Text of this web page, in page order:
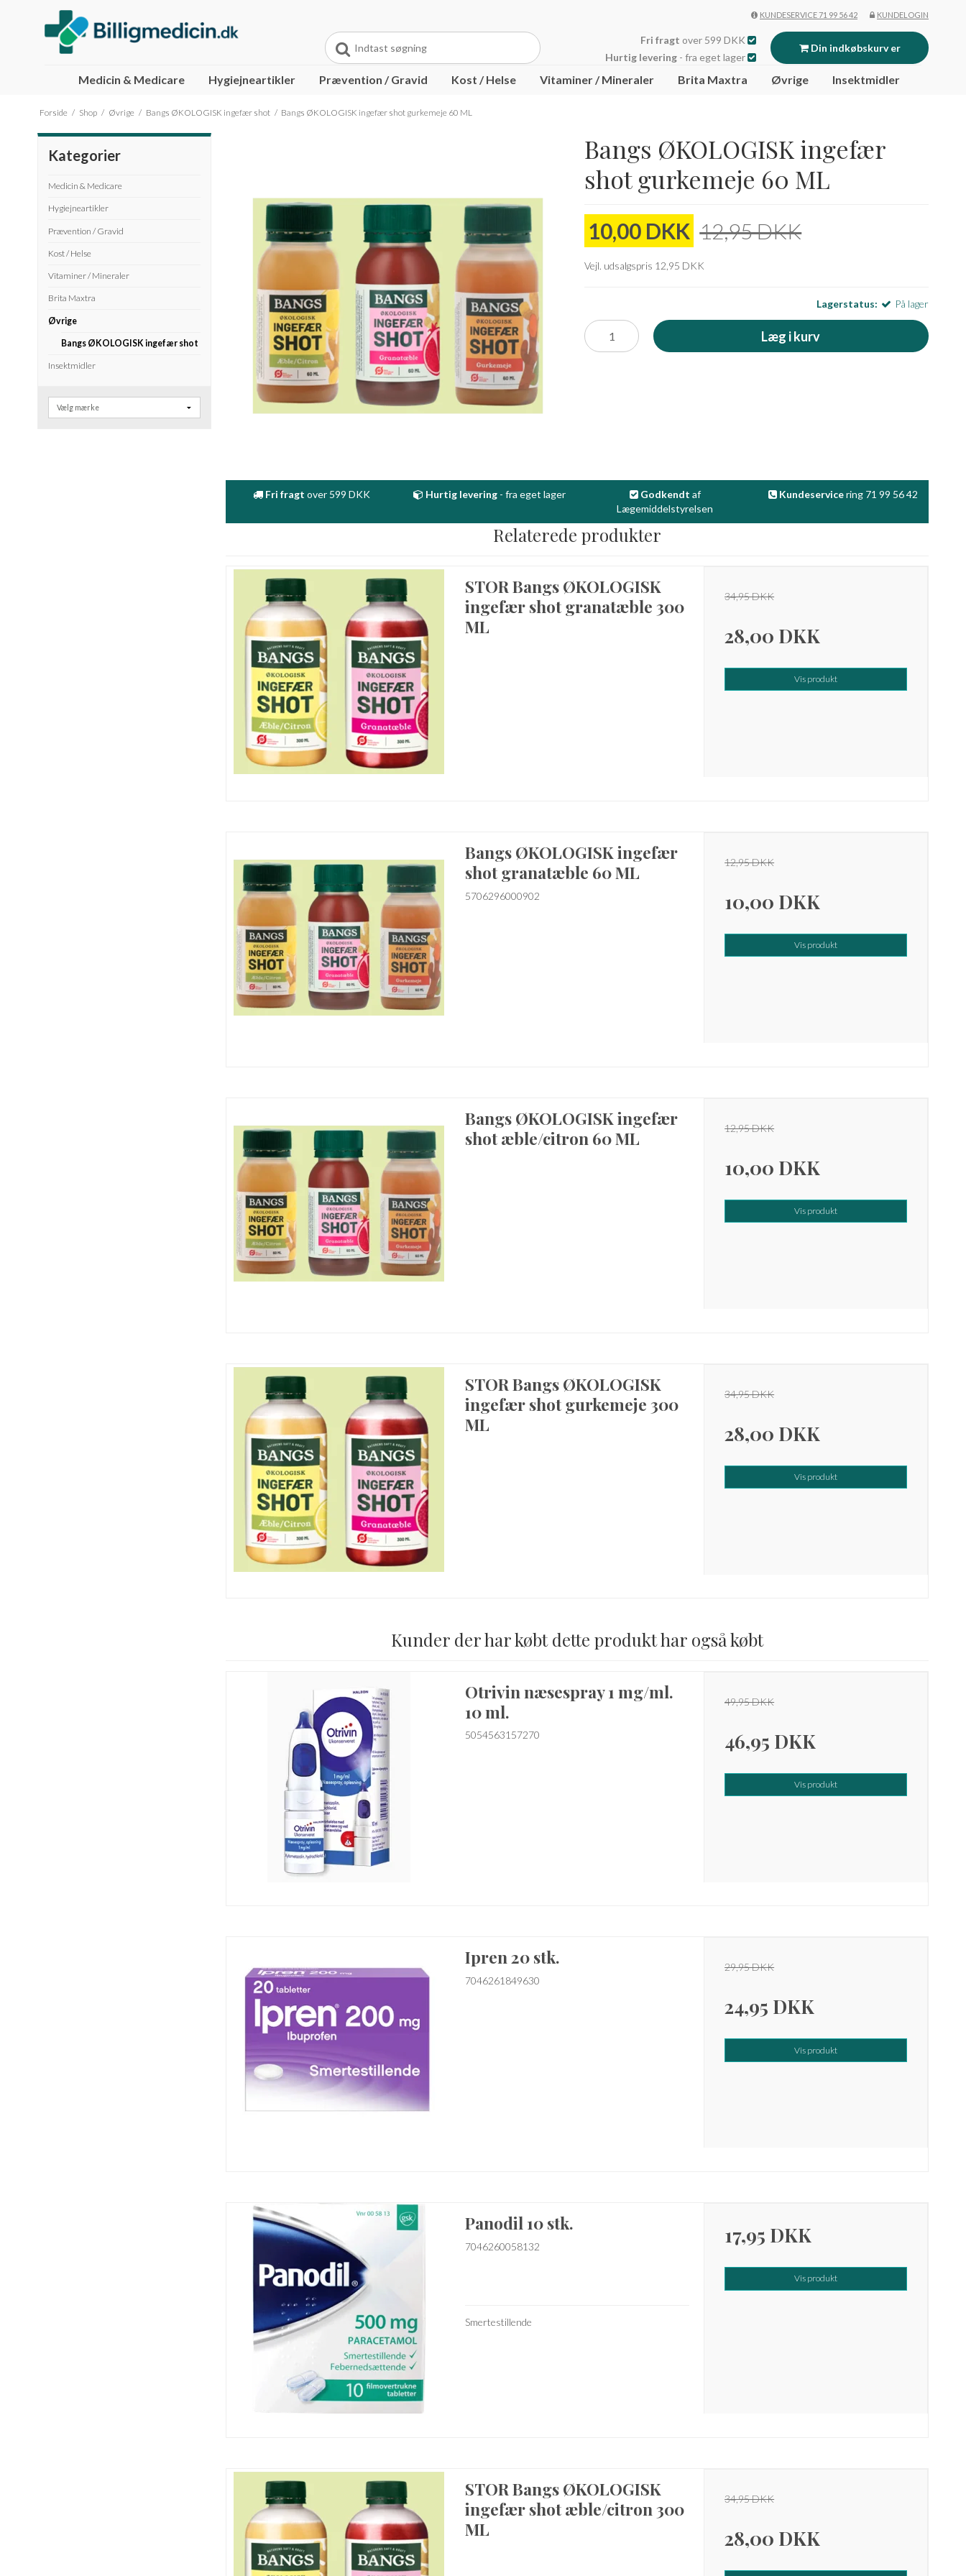
KUNDESERVICE 71 99 56 42 KUNDELOGIN
Fri fragt over 599 DKK
Hurtig levering - fra eget lager
Din indkøbskurv er
tom
Medicin & Medicare Hygiejneartikler Prævention / Gravid Kost / Helse Vitaminer / Mineraler Brita Maxtra Øvrige Insektmidler
Forside / Shop / Øvrige / Bangs ØKOLOGISK ingefær shot / Bangs ØKOLOGISK ingefær shot gurkemeje 60 ML
Kategorier
Medicin & Medicare
Hygiejneartikler
Prævention / Gravid
Kost / Helse
Vitaminer / Mineraler
Brita Maxtra
Øvrige
Bangs ØKOLOGISK ingefær shot
Insektmidler
Bangs ØKOLOGISK ingefær
shot gurkemeje 60 ML
10,00 DKK 12,95 DKK
Vejl. udsalgspris 12,95 DKK
Lagerstatus: På lager
Læg i kurv
Fri fragt over 599 DKK Hurtig levering - fra eget lager Godkendt af
Lægemiddelstyrelsen
Kundeservicering 71 99 56 42
Relaterede produkter
STOR Bangs ØKOLOGISK
ingefær shot granatæble 300
ML
34,95 DKK
28,00 DKK
Vis produkt
Bangs ØKOLOGISK ingefær
shot granatæble 60 ML
5706296000902
12,95 DKK
10,00 DKK
Vis produkt
Bangs ØKOLOGISK ingefær
shot æble/citron 60 ML
12,95 DKK
10,00 DKK
Vis produkt
STOR Bangs ØKOLOGISK
ingefær shot gurkemeje 300
ML
34,95 DKK
28,00 DKK
Vis produkt
Kunder der har købt dette produkt har også købt
Otrivin næsespray 1 mg/ml.
10 ml.
5054563157270
49,95 DKK
46,95 DKK
Vis produkt
Ipren 20 stk.
7046261849630
29,95 DKK
24,95 DKK
Vis produkt
Panodil 10 stk.
7046260058132
Smertestillende
17,95 DKK
Vis produkt
STOR Bangs ØKOLOGISK
ingefær shot æble/citron 300
ML
34,95 DKK
28,00 DKK